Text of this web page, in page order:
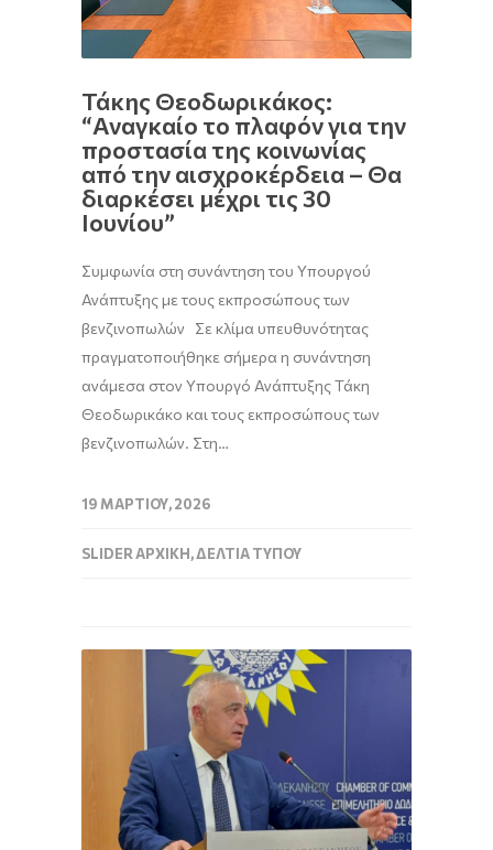
Τάκης Θεοδωρικάκος:
“Αναγκαίο το πλαφόν για την
προστασία της κοινωνίας
από την αισχροκέρδεια – Θα
διαρκέσει μέχρι τις 30
Ιουνίου”
Συμφωνία στη συνάντηση του Υπουργού
Ανάπτυξης με τους εκπροσώπους των
βενζινοπωλών Σε κλίμα υπευθυνότητας
πραγματοποιήθηκε σήμερα η συνάντηση
ανάμεσα στον Υπουργό Ανάπτυξης Τάκη
Θεοδωρικάκο και τους εκπροσώπους των
βενζινοπωλών. Στη…
19 ΜΑΡΤΊΟΥ, 2026
SLIDER ΑΡΧΙΚΉ,ΔΕΛΤΊΑ ΤΎΠΟΥ